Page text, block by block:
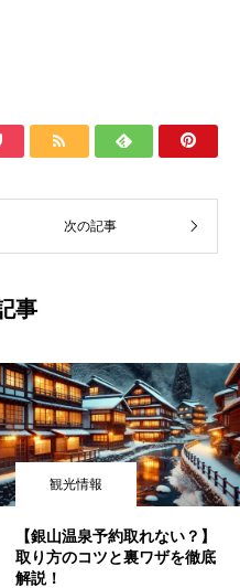
  
次の記事
事
観光情報
【銀山温泉予約取れない？】
取り方のコツと裏ワザを徹底
解説！